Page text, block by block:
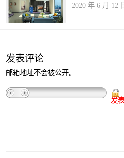
2020 年 6 月 12
发表评论
邮箱地址不会被公开。
发